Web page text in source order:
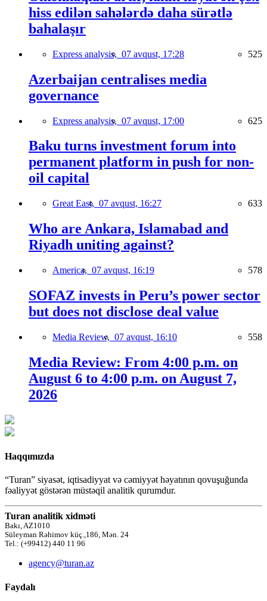
hiss edilən sahələrdə daha sürətlə
bahalaşır
Express analysis, 07 avqust, 17:28 525
Azerbaijan centralises media
governance
Express analysis, 07 avqust, 17:00 625
Baku turns investment forum into
permanent platform in push for non-
oil capital
Great East, 07 avqust, 16:27 633
Who are Ankara, Islamabad and
Riyadh uniting against?
America, 07 avqust, 16:19 578
SOFAZ invests in Peru’s power sector
but does not disclose deal value
Media Review, 07 avqust, 16:10 558
Media Review: From 4:00 p.m. on
August 6 to 4:00 p.m. on August 7,
2026
Haqqımızda
“Turan” siyasət, iqtisadiyyat və cəmiyyət həyatının qovuşuğunda
fəaliyyət göstərən müstəqil analitik qurumdur.
Turan analitik xidməti
Bakı, AZ1010
Süleyman Rəhimov küç.,186, Mən. 24
Tel.: (+99412) 440 11 96
agency@turan.az
Faydalı